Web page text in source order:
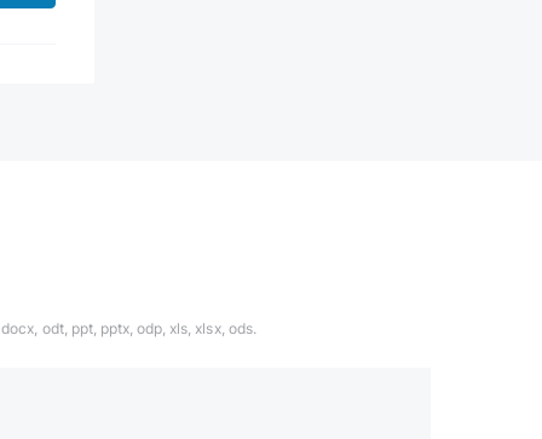
odt, ppt, pptx, odp, xls, xlsx, ods.